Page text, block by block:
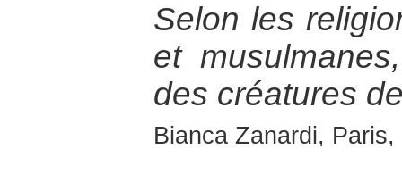
Selon les
et
des créatures
Bianca Zanardi,